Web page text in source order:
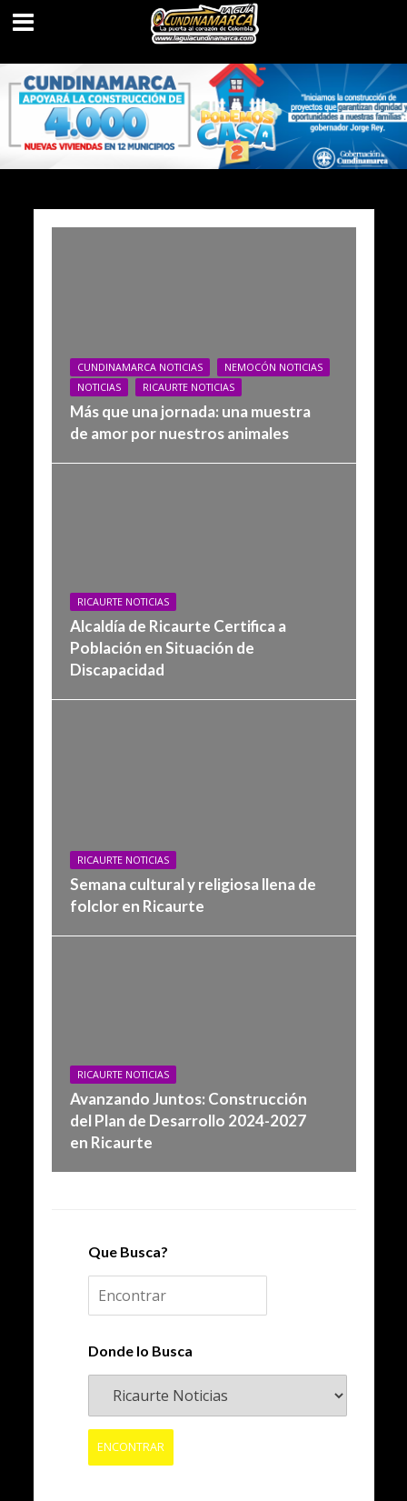
CUNDINAMARCA NOTICIAS
NEMOCÓN NOTICIAS
NOTICIAS
RICAURTE NOTICIAS
Más que una jornada: una muestra
de amor por nuestros animales
RICAURTE NOTICIAS
Alcaldía de Ricaurte Certifica a
Población en Situación de
Discapacidad
RICAURTE NOTICIAS
Semana cultural y religiosa llena de
folclor en Ricaurte
RICAURTE NOTICIAS
Avanzando Juntos: Construcción
del Plan de Desarrollo 2024-2027
en Ricaurte
Que Busca?
Donde lo Busca